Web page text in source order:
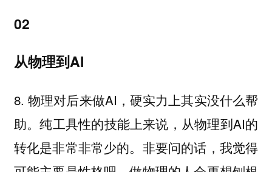
02
从物理到AI
8. 物理对后来做AI，硬实力上其实没什么帮
助。纯工具性的技能上来说，从物理到AI的
转化是非常非常少的。非要问的话，我觉得